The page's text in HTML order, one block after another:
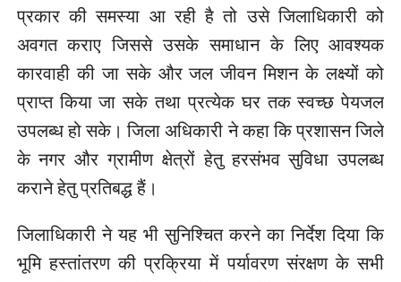
प्रकार की समस्या आ रही है तो उसे जिलाधिकारी को
अवगत कराए जिससे उसके समाधान के लिए आवश्यक
कारवाही की जा सके और जल जीवन मिशन के लक्ष्यों को
प्राप्त किया जा सके तथा प्रत्येक घर तक स्वच्छ पेयजल
उपलब्ध हो सके। जिला अधिकारी ने कहा कि प्रशासन जिले
के नगर और ग्रामीण क्षेत्रों हेतु हरसंभव सुविधा उपलब्ध
कराने हेतु प्रतिबद्ध हैं।
जिलाधिकारी ने यह भी सुनिश्चित करने का निर्देश दिया कि
भूमि हस्तांतरण की प्रक्रिया में पर्यावरण संरक्षण के सभी